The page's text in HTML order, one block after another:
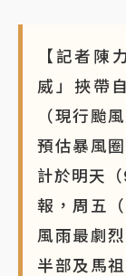
【記者陳
威」挾帶
（現行颱
預估暴風
計於明天
報，周五
風雨最劇
半部及馬